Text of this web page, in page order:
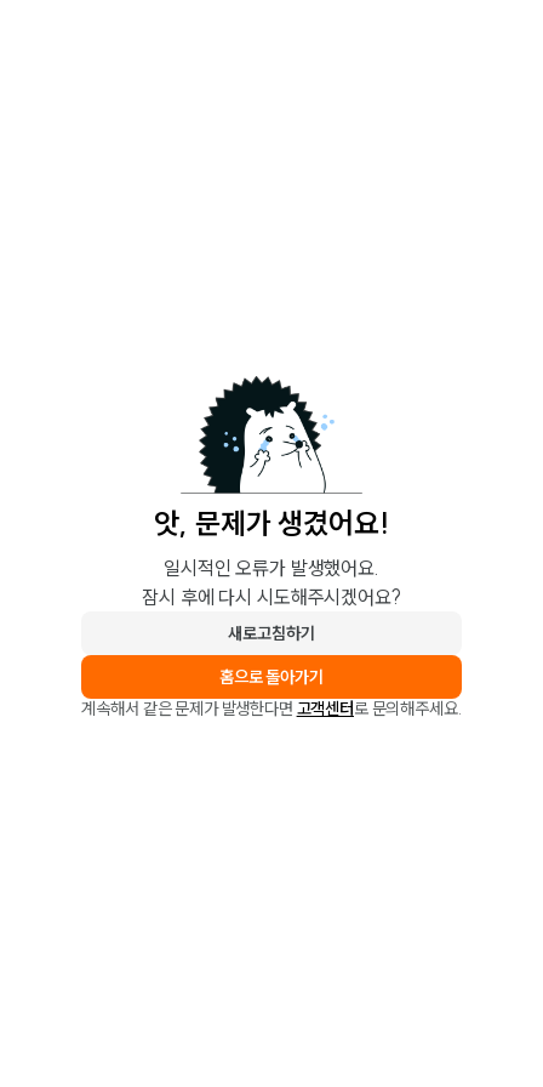
앗, 문제가 생겼어요!
일시적인 오류가 발생했어요.
잠시 후에 다시 시도해주시겠어요?
새로고침하기
홈으로 돌아가기
계속해서 같은 문제가 발생한다면 고객센터로 문의해주세요.